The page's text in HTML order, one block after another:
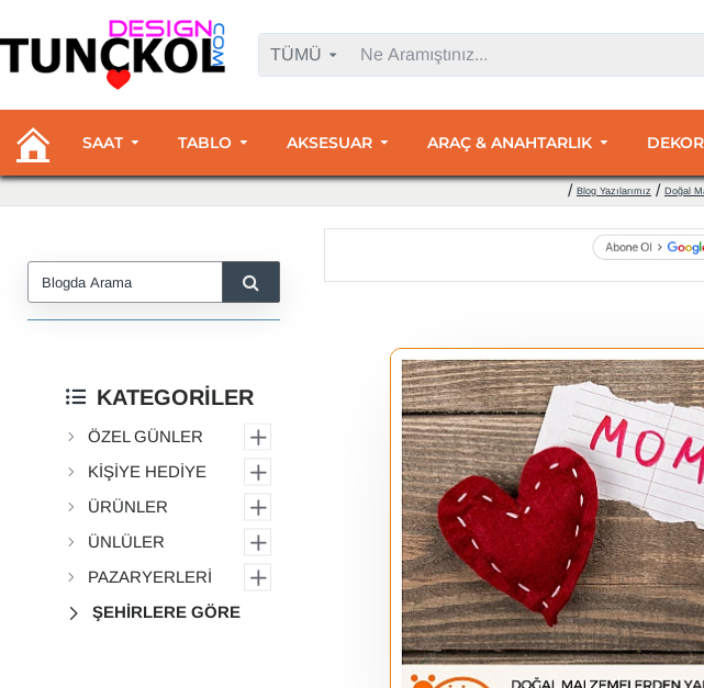
TÜMÜ
SAAT TABLO AKSESUAR ARAÇ & ANAHTARLIK
Blog Yazılarımız Doğal
KATEGORİLER
ÖZEL GÜNLER
KİŞİYE HEDİYE
ÜRÜNLER
ÜNLÜLER
PAZARYERLERİ
ŞEHİRLERE GÖRE